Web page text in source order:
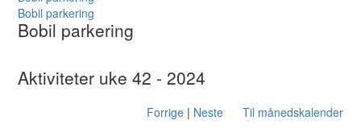
Bobil parkering
Bobil parkering
Aktiviteter uke 42 - 2024
Forrige| Neste Til månedskalender